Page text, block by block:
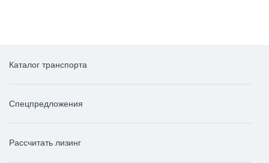
Каталог транспорта
Спецпредложения
Рассчитать лизинг